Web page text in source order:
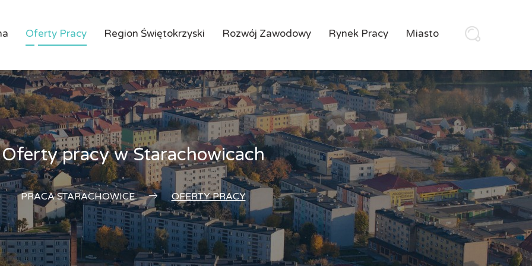
Oferty Pracy Region Świętokrzyski Rozwój Zawodowy Rynek Pracy Miasto
Oferty pracy w Starachowicach
PRACA STARACHOWICE OFERTY PRACY